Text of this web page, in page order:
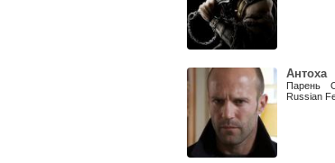
Антоха
Парень
Russian